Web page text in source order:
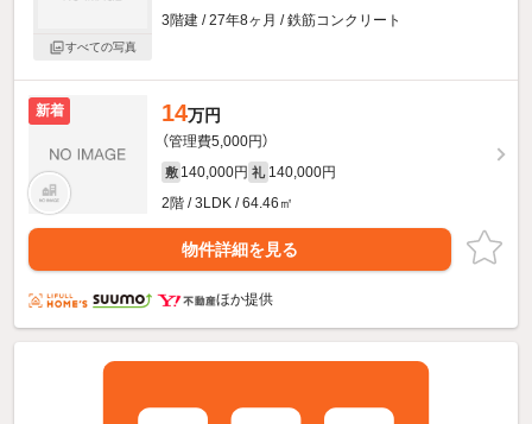
すべての写真
3階建 / 27年8ヶ月 / 鉄筋コンクリート
新着 14万円
（管理費5,000円）
敷 140,000円 礼 140,000円
2階 / 3LDK / 64.46㎡
物件詳細を見る
ほか提供